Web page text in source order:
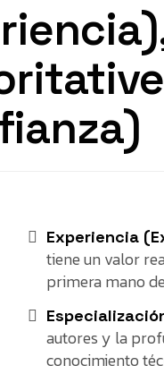
Experiencia
tiene un valor
primera mano
autores y la
conocimiento